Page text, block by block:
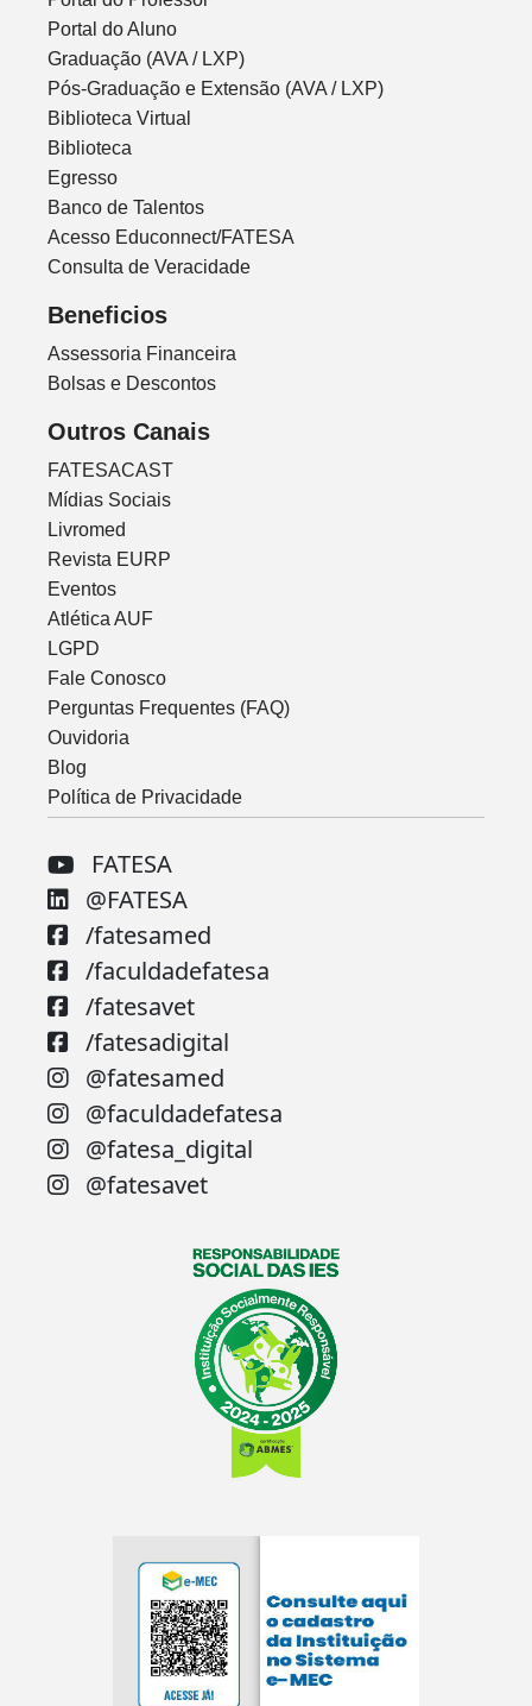
Portal do Aluno
Graduação (AVA / LXP)
Pós-Graduação e Extensão (AVA / LXP)
Biblioteca Virtual
Biblioteca
Egresso
Banco de Talentos
Acesso Educonnect/FATESA
Consulta de Veracidade
Beneficios
Assessoria Financeira
Bolsas e Descontos
Outros Canais
FATESACAST
Mídias Sociais
Livromed
Revista EURP
Eventos
Atlética AUF
LGPD
Fale Conosco
Perguntas Frequentes (FAQ)
Ouvidoria
Blog
Política de Privacidade
FATESA
@FATESA
/fatesamed
/faculdadefatesa
/fatesavet
/fatesadigital
@fatesamed
@faculdadefatesa
@fatesa_digital
@fatesavet